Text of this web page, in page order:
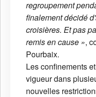
regroupement
finalement décidé
croisières. Et pas
remis en cause »,
Pourbaix.
Les confinements
vigueur dans
nouvelles